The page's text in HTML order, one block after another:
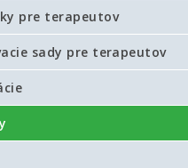
pre terapeutov
sady pre terapeutov